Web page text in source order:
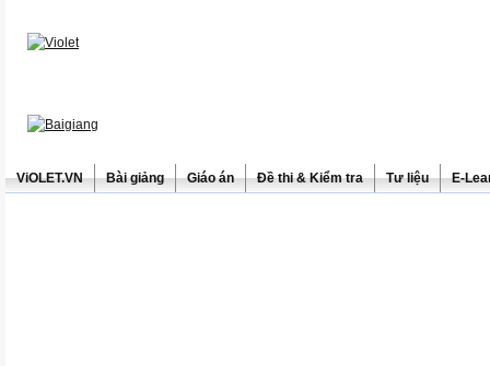
ViOLET.VN Bài giảng Giáo án Đề thi & Kiểm tra Tư liệu E-